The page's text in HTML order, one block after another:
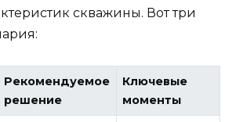
скважины. Вот три
Рекомендуемое
решение
Ключевые
моменты